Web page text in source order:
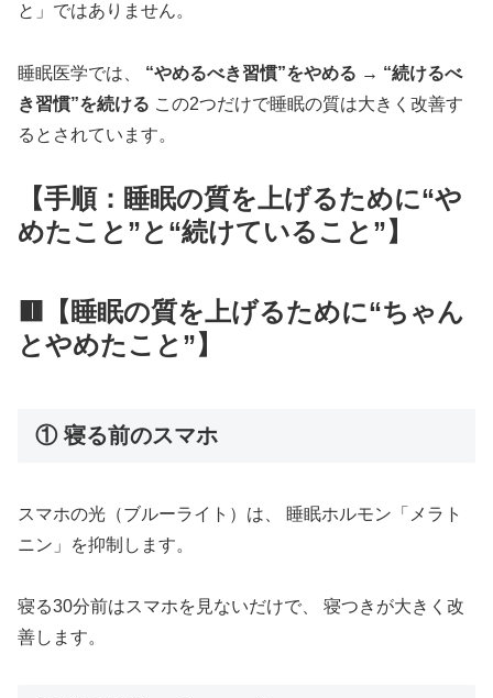
と」ではありません。
睡眠医学では、 “やめるべき習慣”をやめる → “続けるべ
き習慣”を続ける この2つだけで睡眠の質は大きく改善す
るとされています。
【手順：睡眠の質を上げるために“や
めたこと”と“続けていること”】
🟥【睡眠の質を上げるために“ちゃん
とやめたこと”】
① 寝る前のスマホ
スマホの光（ブルーライト）は、 睡眠ホルモン「メラト
ニン」を抑制します。
寝る30分前はスマホを見ないだけで、 寝つきが大きく改
善します。